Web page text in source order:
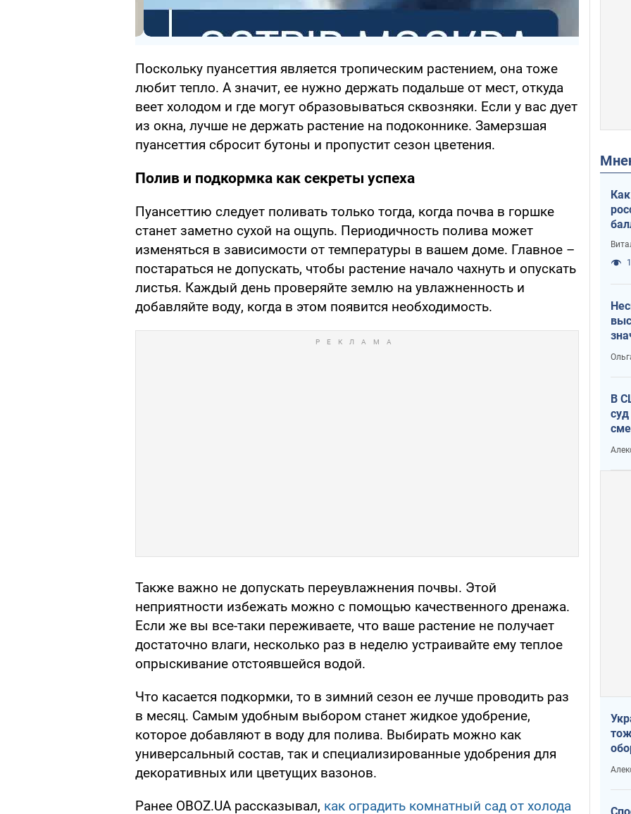
Поскольку пуансеттия является тропическим растением, она тоже
любит тепло. А значит, ее нужно держать подальше от мест, откуда
веет холодом и где могут образовываться сквозняки. Если у вас дует
из окна, лучше не держать растение на подоконнике. Замерзшая
пуансеттия сбросит бутоны и пропустит сезон цветения.
Полив и подкормка как секреты успеха
Пуансеттию следует поливать только тогда, когда почва в горшке
станет заметно сухой на ощупь. Периодичность полива может
изменяться в зависимости от температуры в вашем доме. Главное –
постараться не допускать, чтобы растение начало чахнуть и опускать
листья. Каждый день проверяйте землю на увлажненность и
добавляйте воду, когда в этом появится необходимость.
Также важно не допускать переувлажнения почвы. Этой
неприятности избежать можно с помощью качественного дренажа.
Если же вы все-таки переживаете, что ваше растение не получает
достаточно влаги, несколько раз в неделю устраивайте ему теплое
опрыскивание отстоявшейся водой.
Что касается подкормки, то в зимний сезон ее лучше проводить раз
в месяц. Самым удобным выбором станет жидкое удобрение,
которое добавляют в воду для полива. Выбирать можно как
универсальный состав, так и специализированные удобрения для
декоративных или цветущих вазонов.
Ранее OBOZ.UA рассказывал, как оградить комнатный сад от холода
В